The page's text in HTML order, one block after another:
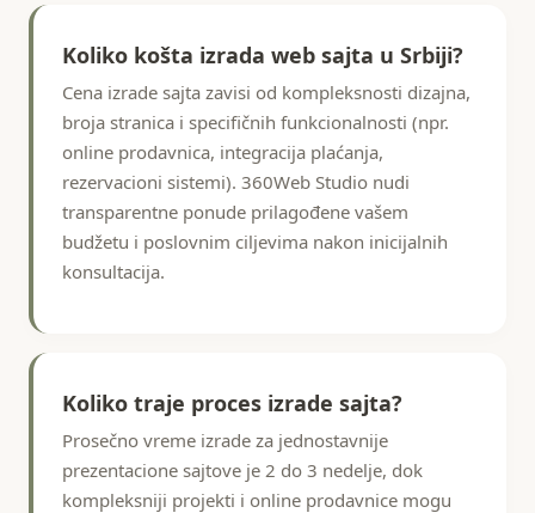
Koliko košta izrada web sajta u Srbiji?
Cena izrade sajta zavisi od kompleksnosti dizajna,
broja stranica i specifičnih funkcionalnosti (npr.
online prodavnica, integracija plaćanja,
rezervacioni sistemi). 360Web Studio nudi
transparentne ponude prilagođene vašem
budžetu i poslovnim ciljevima nakon inicijalnih
konsultacija.
Koliko traje proces izrade sajta?
Prosečno vreme izrade za jednostavnije
prezentacione sajtove je 2 do 3 nedelje, dok
kompleksniji projekti i online prodavnice mogu